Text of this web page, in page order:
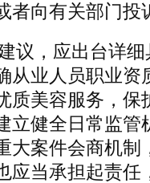
者向有关部门投
议，应出台详
从业人员职业资
质美容服务，保
立健全日常监管
大案件会商机制
应当承担起责任